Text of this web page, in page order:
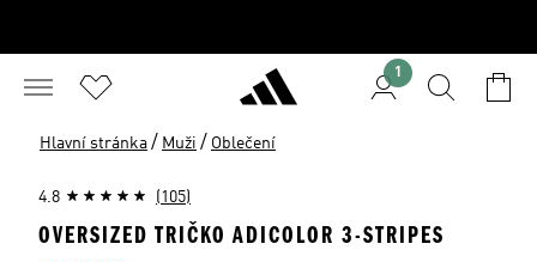
1
Hlavní stránka / Muži / Oblečení
4.8 (105)
OVERSIZED TRIČKO ADICOLOR 3-STRIPES